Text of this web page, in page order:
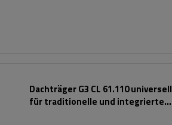
Dachträger G3 CL 61.110 universell
für traditionelle und integrierte